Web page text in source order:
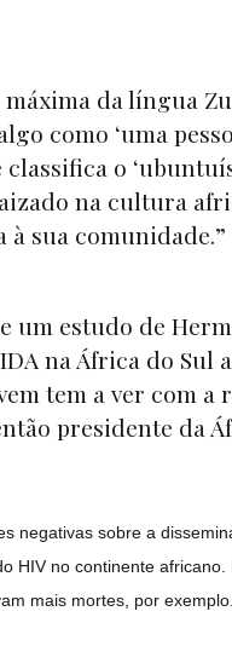
da língua
como ‘uma
o
na cultura
sua comunidade.”
estudo de
na África do
tem a ver com a
presidente da
negativas sobre a
HIV no continente
mais mortes, por